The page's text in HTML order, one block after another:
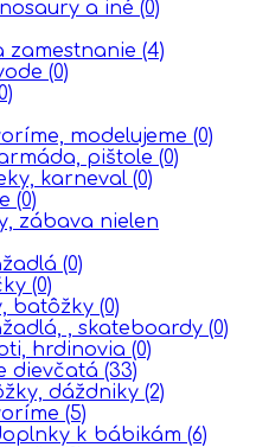
a iné (0)
zamestnanie (4)
(0)
modelujeme (0)
pištole (0)
karneval (0)
(0)
zábava nielen
(0)
(0)
batôžky (0)
, skateboardy (0)
hrdinovia (0)
dievčatá (33)
dáždniky (2)
(5)
k bábikám (6)